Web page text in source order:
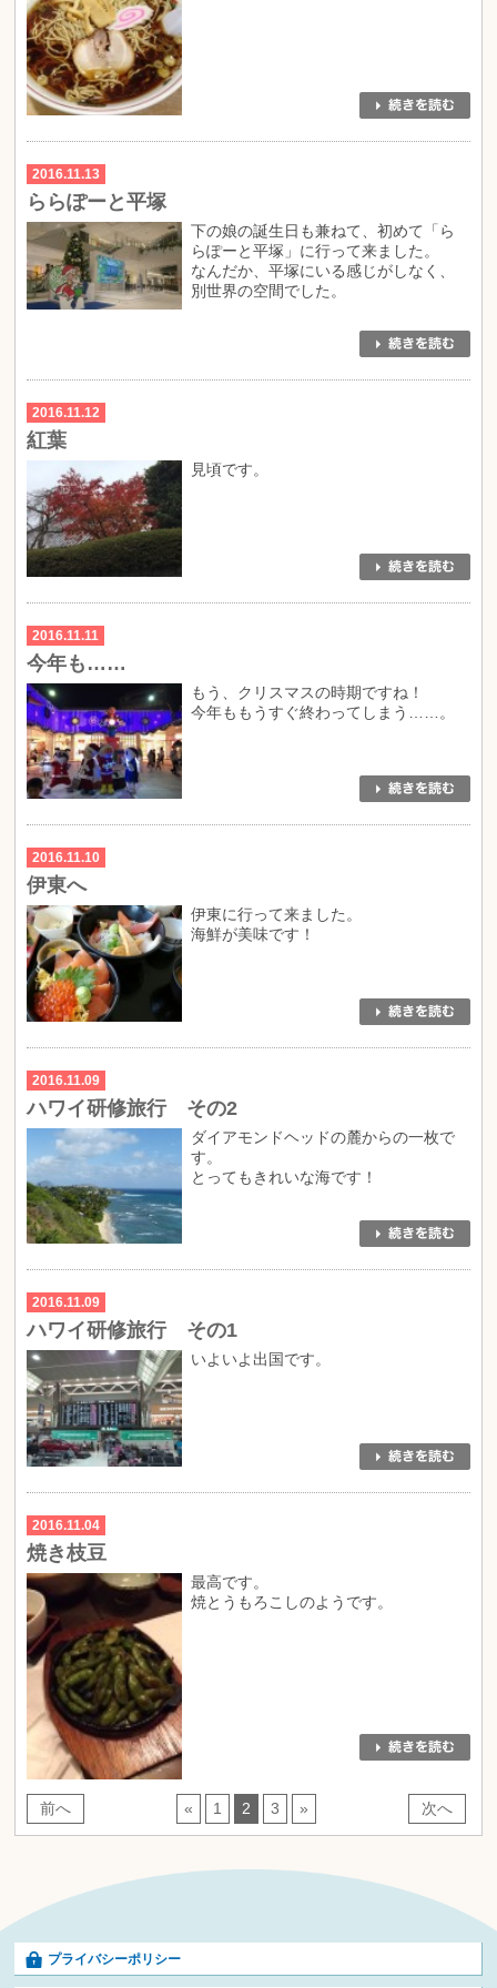
2016.11.13
ららぽーと平塚
下の娘の誕生日も兼ねて、初めて「ら
らぽーと平塚」に行って来ました。
なんだか、平塚にいる感じがしなく、
別世界の空間でした。
2016.11.12
紅葉
見頃です。
2016.11.11
今年も……
もう、クリスマスの時期ですね！
今年ももうすぐ終わってしまう……。
2016.11.10
伊東へ
伊東に行って来ました。
海鮮が美味です！
2016.11.09
ハワイ研修旅行 その2
ダイアモンドヘッドの麓からの一枚で
す。
とってもきれいな海です！
2016.11.09
ハワイ研修旅行 その1
いよいよ出国です。
2016.11.04
焼き枝豆
最高です。
焼とうもろこしのようです。
前へ « 1 2 3 » 次へ
プライバシーポリシー